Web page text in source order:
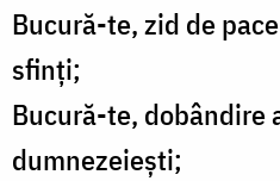
Bucură-te, zid de
sfinți;
Bucură-te, dobândire
dumnezeiești;